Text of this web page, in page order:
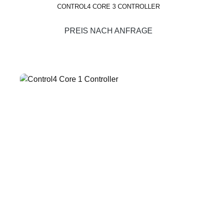
CONTROL4 CORE 3 CONTROLLER
PREIS NACH ANFRAGE